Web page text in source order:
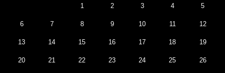
1 2 3 4 5
6 7 8 9 10 11 12
13 14 15 16 17 18 19
20 21 22 23 24 25 26